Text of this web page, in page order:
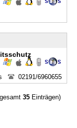
02191/6960655
35Einträgen)